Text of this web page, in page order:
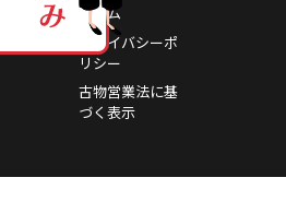
コラム
プライバシーポ
リシー
古物営業法に基
づく表示